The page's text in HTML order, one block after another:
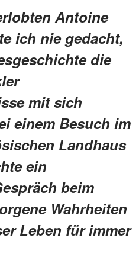
Antoine
ich nie gedacht,
die
mit sich
einem Besuch im
Landhaus
ein
beim
Wahrheiten
Leben für immer